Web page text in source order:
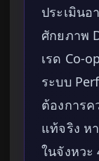
ประเมิน
ศักยภาพ
เรด Co-
ระบบ
ต้องการ
แท้จริง ห
ในจังหวะ